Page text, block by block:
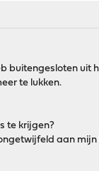
buitengesloten uit
te lukken.
te krijgen?
aan mijn